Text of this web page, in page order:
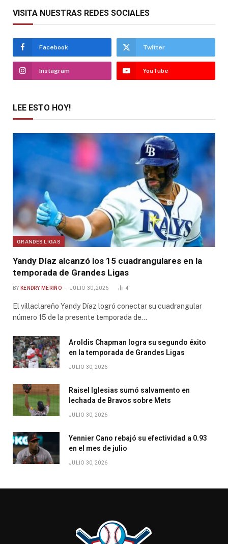
VISITA NUESTRAS REDES SOCIALES
Facebook Twitter
Instagram YouTube
LEE ESTO HOY!
GRANDES LIGAS
Yandy Díaz alcanzó los 15 cuadrangulares en la
temporada de Grandes Ligas
BY KENDRY MERIÑO JULIO 30, 2026 4
El villaclareño Yandy Díaz logró conectar su cuadrangular
número 15 de la presente temporada de…
Aroldis Chapman logra su segundo éxito
en la temporada de Grandes Ligas
JULIO 30, 2026
Raisel Iglesias sumó salvamento en
lechada de Bravos sobre Mets
JULIO 30, 2026
Yennier Cano rebajó su efectividad a 0.93
en el mes de julio
JULIO 30, 2026